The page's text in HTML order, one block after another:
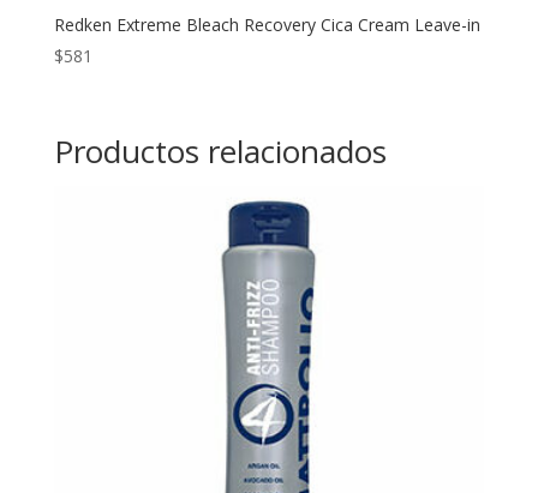
Redken Extreme Bleach Recovery Cica Cream Leave-in
$581
Productos relacionados